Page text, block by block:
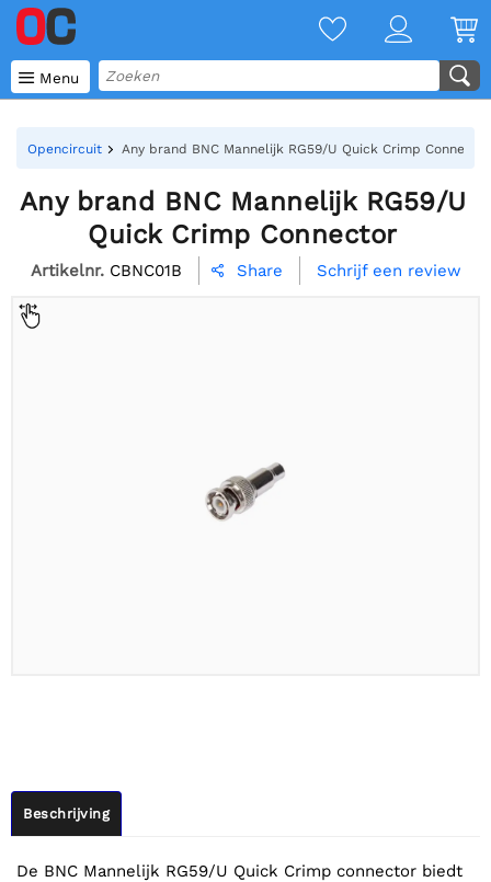
 Menu
Opencircuit Any brand BNC Mannelijk RG59/U Quick Crimp Connector
Any brand BNC Mannelijk RG59/U
Quick Crimp Connector
Artikelnr. CBNC01B  Share Schrijf een review
Beschrijving
De BNC Mannelijk RG59/U Quick Crimp connector biedt